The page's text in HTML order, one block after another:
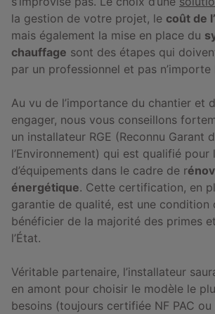
la gestion de votre projet, le coût de
mais également la mise en place du
chauffage sont des étapes qui
par un professionnel et pas n’importe
Au vu de l’importance du chantier et
engager, nous vous conseillons
un installateur RGE (Reconnu Garant
l’Environnement) qui est qualifié pour
d’équipements dans le cadre de r
énergétique. Cette certification, en
garantie de qualité, est une
bénéficier de la majorité des primes
l’État.
Véritable partenaire, l’installateur
en amont pour choisir le modèle le
besoins (toujours certifiée NF PAC ou